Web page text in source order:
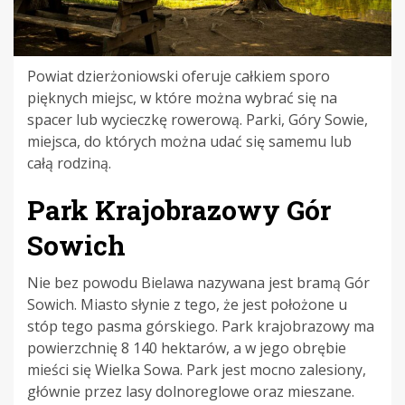
Powiat dzierżoniowski oferuje całkiem sporo
pięknych miejsc, w które można wybrać się na
spacer lub wycieczkę rowerową. Parki, Góry Sowie,
miejsca, do których można udać się samemu lub
całą rodziną.
Park Krajobrazowy Gór
Sowich
Nie bez powodu Bielawa nazywana jest bramą Gór
Sowich. Miasto słynie z tego, że jest położone u
stóp tego pasma górskiego. Park krajobrazowy ma
powierzchnię 8 140 hektarów, a w jego obrębie
mieści się Wielka Sowa. Park jest mocno zalesiony,
głównie przez lasy dolnoreglowe oraz mieszane.